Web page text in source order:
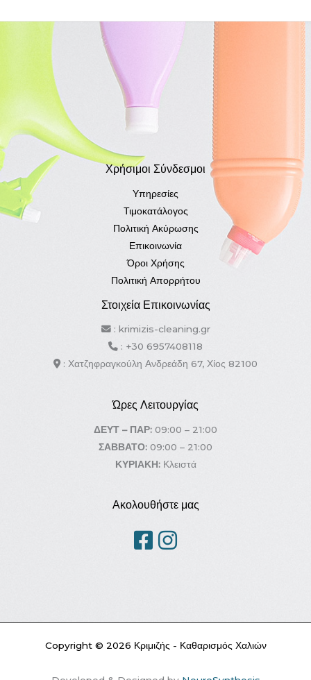
Χρήσιμοι Σύνδεσμοι
Υπηρεσίες
Τιμοκατάλογος
Πολιτική Ακύρωσης
Επικοινωνία
Όροι Χρήσης
Πολιτική Απορρήτου
Στοιχεία Επικοινωνίας
: krimizis-cleaning.gr
: +30 6957408118
: Χατζηφραγκούλη Ανδρεάδη 67, Χίος 82100
Ώρες Λειτουργίας
ΔΕΥΤ – ΠΑΡ: 09:00 – 21:00
ΣΑΒΒΑΤΟ: 09:00 – 21:00
ΚΥΡΙΑΚΗ:Κλειστά
Ακολουθήστε μας
Copyright © 2026 Κριμιζής - Καθαρισμός Χαλιών